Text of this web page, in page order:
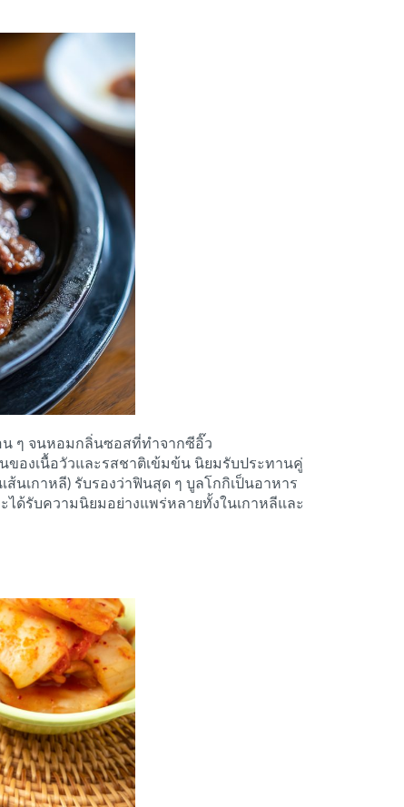
น ๆ จนหอมกลิ่นซอสที่ทำจากซีอิ๊ว
องเนื้อวัวและรสชาติเข้มข้น นิยมรับประทานคู่
นเกาหลี) รับรองว่าฟินสุด ๆ บูลโกกิเป็นอาหาร
ด้รับความนิยมอย่างแพร่หลายทั้งในเกาหลีและ